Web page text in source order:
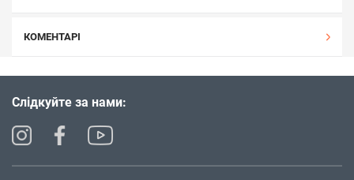
КОМЕНТАРІ
Слідкуйте за нами: